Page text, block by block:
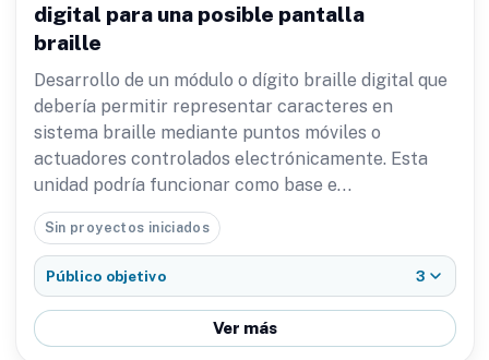
digital para una posible pantalla
braille
Desarrollo de un módulo o dígito braille digital que
debería permitir representar caracteres en
sistema braille mediante puntos móviles o
actuadores controlados electrónicamente. Esta
unidad podría funcionar como base e…
Sin proyectos iniciados
Público objetivo 3
Ver más